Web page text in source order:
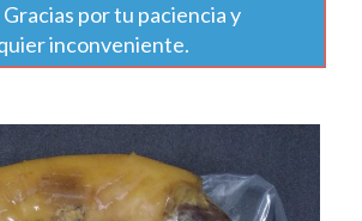
por tu paciencia y
inconveniente.